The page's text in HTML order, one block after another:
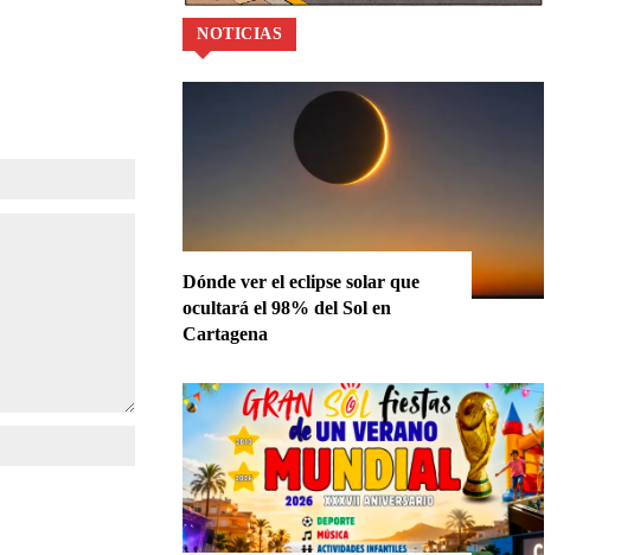
NOTICIAS
Dónde ver el eclipse solar que
ocultará el 98% del Sol en
Cartagena